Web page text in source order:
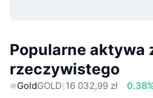
Popularne aktywa
rzeczywistego
GoldGOLD 16 032,99 zł